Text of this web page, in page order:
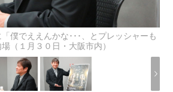
僕でええんかな･･･、とプレッシャーも
（１月３０日・大阪市内）